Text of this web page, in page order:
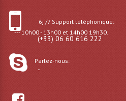
Projecteurs Par : 16
6j /7 Support téléphonique:
--- 10h00 - 13h00 et 14h00 19h30.
(+33) 06 60 616 222
Parlez-nous:
-